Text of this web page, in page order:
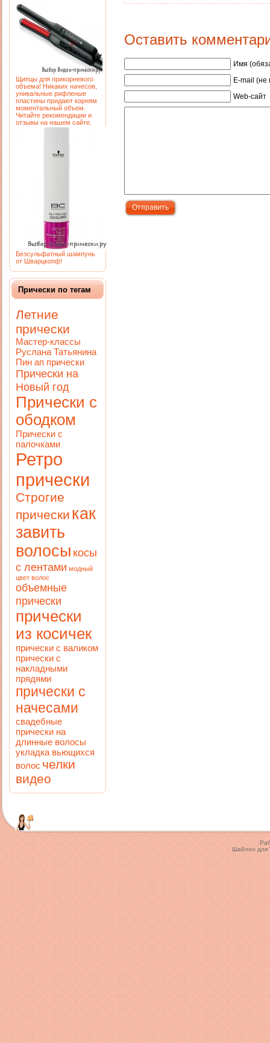
Щипцы для прикорневого
объема! Никаких начесов,
уникальные рифленые
пластины придают корням
моментальный объем.
Читайте рекомендации и
отзывы на нашем сайте.
Безсульфатный шампунь
от Шварцкопф!
Прически по тегам
Летние
прически
Мастер-классы
Руслана Татьянина
Пин ап прически
Прически на
Новый год
Прически с
ободком
Прически с
палочками
Ретро
прически
Строгие
прически как
завить
волосы косы
с лентами модный
цвет волос
объемные
прически
прически
из косичек
прически с валиком
прически с
накладными
прядями
прически с
начесами
свадебные
прически на
длинные волосы
укладка вьющихся
волос челки
видео
Оставить
Имя
E-mail (не
Web-сайт
Шаблон для